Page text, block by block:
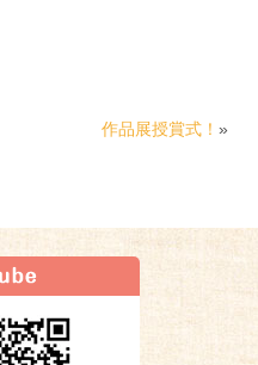
作品展授賞式！ »